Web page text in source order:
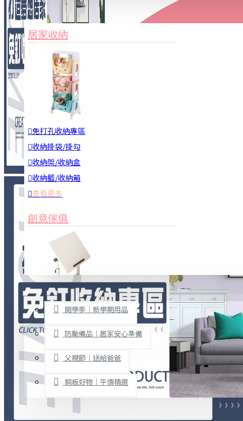
3C周邊
居家安全
居家清潔
查看更多
餐飲廚具
廚房收納
烘焙用具
隨身餐具
查看更多
文具禮品
事務用品
家俱&收納
居家收納
免打孔收納專區
收納掛袋/掛勾
收納架/收納盒
收納籃/收納箱
查看更多
創意傢俱
桌子/椅子
置物架/收納櫃
其他
免打孔收納專區
限時促銷
開學季｜新學期用品
防颱備品｜居家安心準備
父親節｜送給爸爸
銅板好物｜平價精選